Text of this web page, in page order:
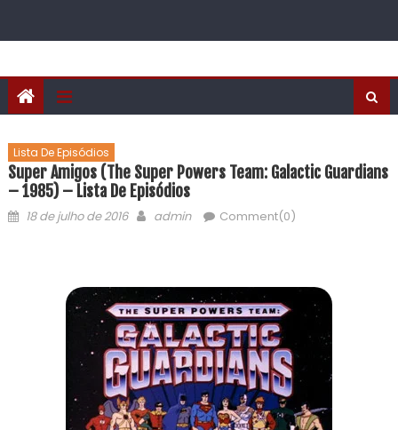
Lista De Episódios
Super Amigos (The Super Powers Team: Galactic Guardians
– 1985) – Lista De Episódios
18 de julho de 2016 admin Comment(0)